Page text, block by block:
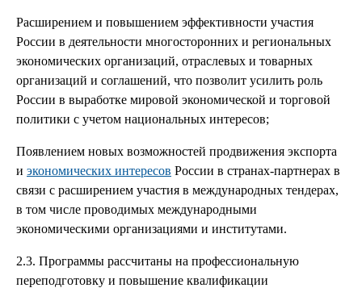
Расширением и повышением эффективности участия
России в деятельности многосторонних и региональных
экономических организаций, отраслевых и товарных
организаций и соглашений, что позволит усилить роль
России в выработке мировой экономической и торговой
политики с учетом национальных интересов;
Появлением новых возможностей продвижения экспорта
и экономических интересов России в странах-партнерах в
связи с расширением участия в международных тендерах,
в том числе проводимых международными
экономическими организациями и институтами.
2.3. Программы рассчитаны на профессиональную
переподготовку и повышение квалификации